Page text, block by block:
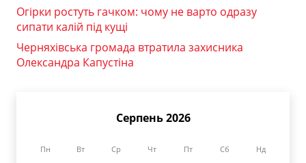
Огірки ростуть гачком: чому не варто одразу
сипати калій під кущі
Черняхівська громада втратила захисника
Олександра Капустіна
Серпень 2026
Пн Вт Ср Чт Пт Сб Нд